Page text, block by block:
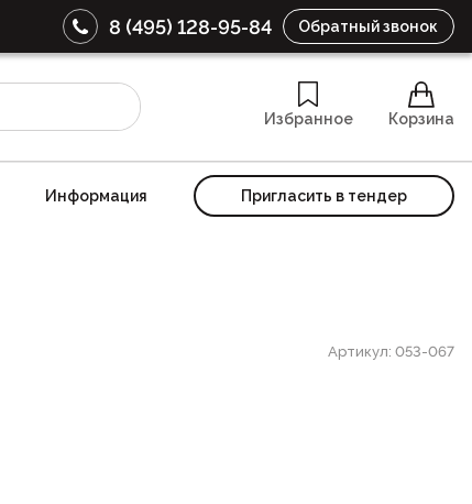
8 (495) 128-95-84 Обратный звонок
Избранное Корзина
Информация Пригласить в тендер
Артикул: 053-067